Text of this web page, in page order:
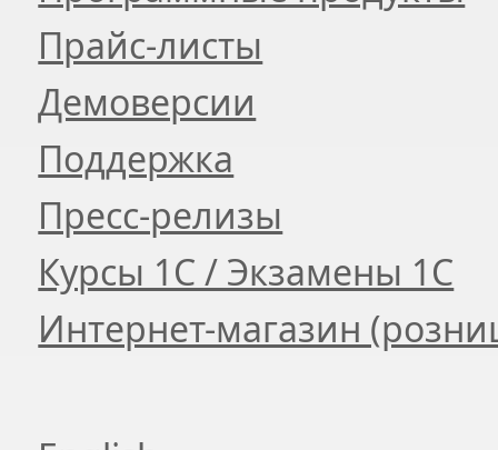
Прайс-листы
Демоверсии
Поддержка
Пресс-релизы
Курсы 1С / Экзамены 1С
Интернет-магазин